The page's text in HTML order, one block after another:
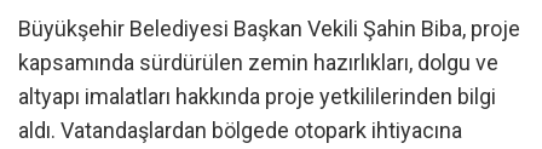
Büyükşehir Belediyesi Başkan Vekili Şahin Biba, proje
kapsamında sürdürülen zemin hazırlıkları, dolgu ve
altyapı imalatları hakkında proje yetkililerinden bilgi
aldı. Vatandaşlardan bölgede otopark ihtiyacına